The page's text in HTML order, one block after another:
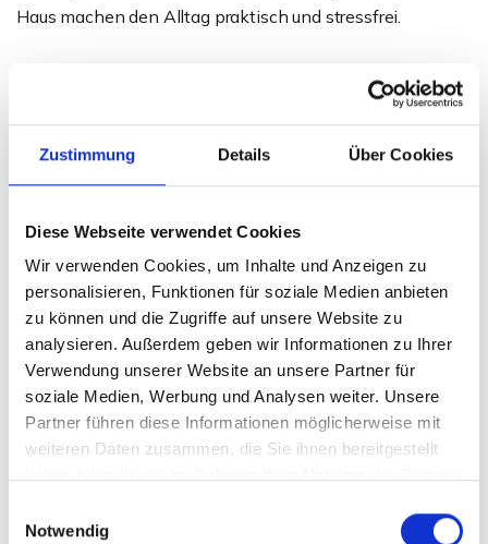
Zustimmung Details Über Cookies
Diese Webseite verwendet Cookies
Wir verwenden Cookies, um Inhalte und Anzeigen zu
personalisieren, Funktionen für soziale Medien anbieten
zu können und die Zugriffe auf unsere Website zu
analysieren. Außerdem geben wir Informationen zu Ihrer
Verwendung unserer Website an unsere Partner für
soziale Medien, Werbung und Analysen weiter. Unsere
Partner führen diese Informationen möglicherweise mit
weiteren Daten zusammen, die Sie ihnen bereitgestellt
Notwendig
Haus machen den Alltag praktisch und stressfrei.
gepflegten Zustand, entspricht jedoch teilweise nicht
mehr dem heutigen Zeitgeschmack. Klassische
Renovierungsarbeiten, beispielsweise an Böden, Decken
oder Türen, bieten neuen Eigentümern die Möglichkeit,
modernisieren. Auch aus energetischer Sicht besteht
mittelfristig Modernisierungspotenzial, insbesondere bei
Fenstern und Heiztechnik.
Fazit
Dieses Einfamilienhaus vereint eine solide Bauweise, ein
gepflegtes Erscheinungsbild und optionale
Nutzungsmöglichkeiten in attraktiver Wohnlage von
sich den Traum vom Eigenheim nach eigenen